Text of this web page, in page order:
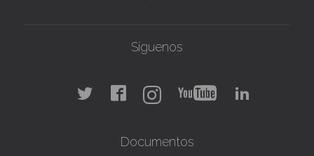
Síguenos
Documentos